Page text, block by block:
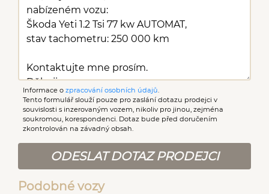
Informace o zpracování osobních údajů
Tento formulář slouží pouze pro zaslání dotazu prodejci v
souvislosti s inzerovaným vozem, nikoliv pro jinou, zejména
soukromou, korespondenci. Dotaz bude před doručením
zkontrolován na závadný obsah.
ODESLAT DOTAZ PRODEJCI
Podobné vozy